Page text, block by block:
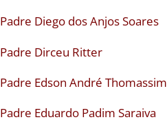
Padre Diego dos Anjos Soares
Padre Dirceu Ritter
Padre Edson André Thomassim
Padre Eduardo Padim Saraiva